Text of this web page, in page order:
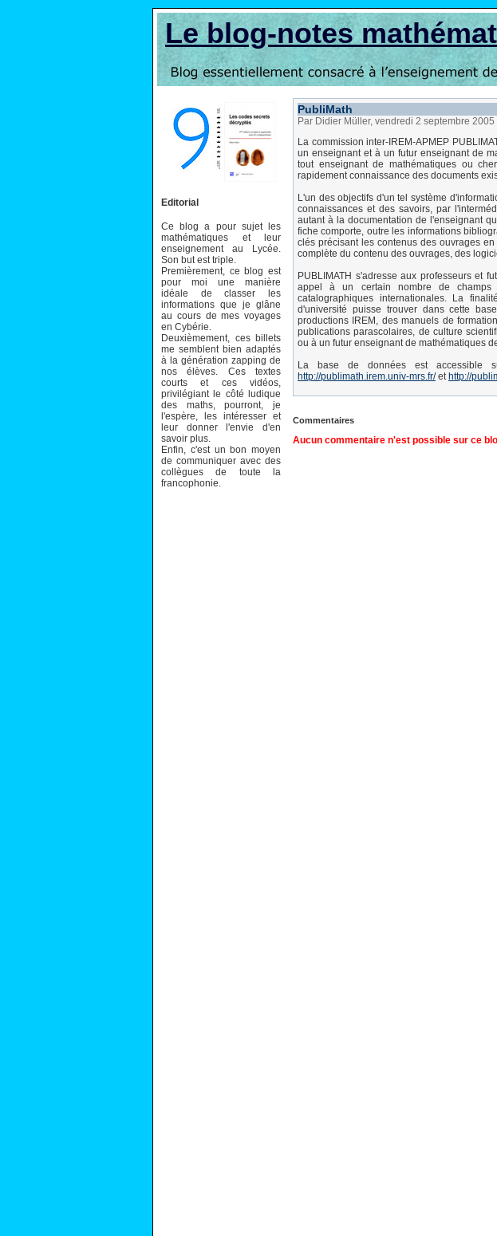
Le blog-notes
Editorial
Ce blog a pour sujet les
mathématiques et leur
enseignement au Lycée.
Son but est triple.
Premièrement, ce blog est
pour moi une manière
idéale de classer les
informations que je glâne
au cours de mes voyages
en Cybérie.
Deuxièmement, ces billets
me semblent bien adaptés
à la génération zapping de
nos élèves. Ces textes
courts et ces vidéos,
privilégiant le côté ludique
des maths, pourront, je
l'espère, les intéresser et
leur donner l'envie d'en
savoir plus.
Enfin, c'est un bon moyen
de communiquer avec des
collègues de toute la
francophonie.
PubliMath
Par Didier Müller, vendredi 2 septembre 2005
La commission inter-IREM-APMEP
un enseignant et à un futur enseignant de
tout enseignant de mathématiques ou
rapidement connaissance des documents
L'un des objectifs d'un tel système
connaissances et des savoirs, par
autant à la documentation de l'enseignant
fiche comporte, outre les informations
clés précisant les contenus des ouvrages
complète du contenu des ouvrages, des
PUBLIMATH s'adresse aux professeurs et
appel à un certain nombre de champs
catalographiques internationales. La
d'université puisse trouver dans cette
productions IREM, des manuels de
publications parascolaires, de culture
ou à un futur enseignant de mathématiques
La base de données est accessible
http://publimath.irem.univ-mrs.fr/et http://
Commentaires
Aucun commentaire n'est possible sur ce